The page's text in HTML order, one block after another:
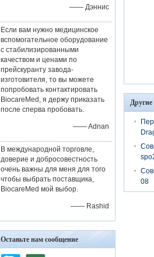
—— Дэннис
Если вам нужно медицинское
вспомогательное оборудование
с стабилизированными
качеством и ценами по
прейскуранту завода-
изготовителя, то вы можете
попробовать контактировать
BiocareMed, я держу приказать
после сперва пробовать.
—— Adnan
В международной торговле,
доверие и добросовестность
очень важны для меня для того
чтобы выбрать поставщика,
BiocareMed мой выбор.
—— Rashid
Оставьте нам сообщение
08